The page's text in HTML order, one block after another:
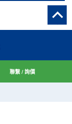
聯繫 / 詢價